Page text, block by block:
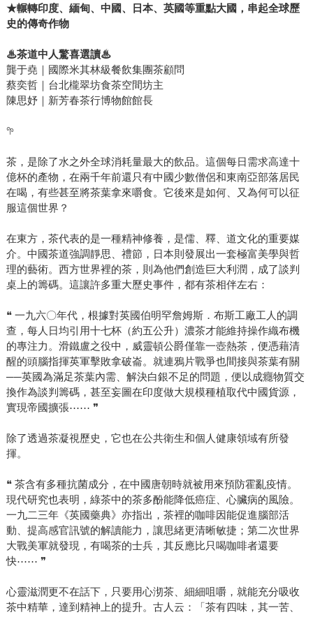
不僅如此，茶的原料也不若啤酒，需要占用到可貴的糧食資
源（更不用說，依靠酒支撐工作能量還可能誤事）。 《綠
審視了人類文明的進步。我們看到，一種源於東方的植物，
如何在不同的時空背景下繁衍生根、開花結果，改寫世界的
面貌。閱讀這本書，不僅能豐富我們對茶的認識，也能從中
的視野理解茶如何改變世界，這絕對是一本不容錯過的好
★輾轉印度、緬甸、中國、日本、英國等重點大國，串起全球歷
史的傳奇作物
♨茶道中人驚喜選讀♨
龔于堯｜國際米其林級餐飲集團茶顧問
蔡奕哲｜台北櫳翠坊食茶空間坊主
陳思妤｜新芳春茶行博物館館長
𖧧
茶，是除了水之外全球消耗量最大的飲品。這個每日需求高達十
億杯的產物，在兩千年前還只有中國少數僧侶和東南亞部落居民
在喝，有些甚至將茶葉拿來嚼食。它後來是如何、又為何可以征
服這個世界？
在東方，茶代表的是一種精神修養，是儒、釋、道文化的重要媒
介。中國茶道強調靜思、禮節，日本則發展出一套極富美學與哲
理的藝術。西方世界裡的茶，則為他們創造巨大利潤，成了談判
桌上的籌碼。這讓許多重大歷史事件，都有茶相伴左右：
❝ 一九六〇年代，根據對英國伯明罕詹姆斯．布斯工廠工人的調
查，每人日均引用十七杯（約五公升）濃茶才能維持操作織布機
的專注力。滑鐵盧之役中，威靈頓公爵僅靠一壺熱茶，便憑藉清
醒的頭腦指揮英軍擊敗拿破崙。就連鴉片戰爭也間接與茶葉有關
──英國為滿足茶葉內需、解決白銀不足的問題，便以成癮物質交
換作為談判籌碼，甚至妄圖在印度做大規模種植取代中國貨源，
實現帝國擴張⋯⋯ ❞
除了透過茶凝視歷史，它也在公共衛生和個人健康領域有所發
揮。
❝ 茶含有多種抗菌成分，在中國唐朝時就被用來預防霍亂疫情。
現代研究也表明，綠茶中的茶多酚能降低癌症、心臟病的風險。
一九二三年《英國藥典》亦指出，茶裡的咖啡因能促進腦部活
動、提高感官訊號的解讀能力，讓思緒更清晰敏捷；第二次世界
大戰美軍就發現，有喝茶的士兵，其反應比只喝咖啡者還要
快⋯⋯ ❞
心靈滋潤更不在話下，只要用心沏茶、細細咀嚼，就能充分吸收
茶中精華，達到精神上的提升。古人云：「茶有四味，其一苦、